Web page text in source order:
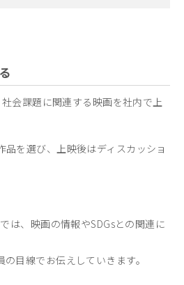
会課題に関連する映画を社内で上
品を選び、上映後はディスカッショ
は、映画の情報やSDGsとの関連に
目線でお伝えしていきます。